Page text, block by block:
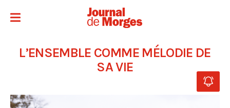
L’ENSEMBLE COMME MÉLODIE DE
SA VIE